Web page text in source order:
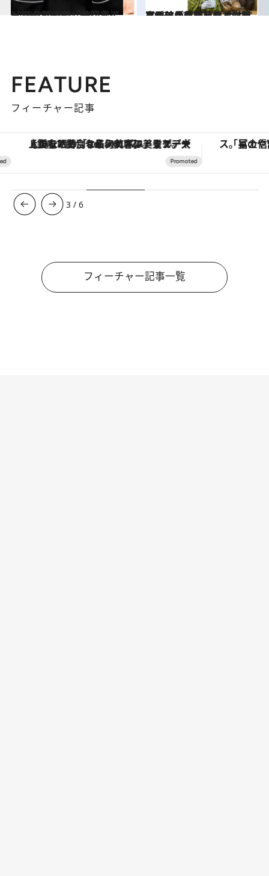
2021.2.27
withマスク時代の印象アップ術 話題の「美顔ボイトレ」とは？
ビューティ＆ヘルス 2023.10.22
寒暖差が肌に及ぼす影響とは!? 人気美容クリニックの院長に聞いた 今すべきケアは保湿とシミ対策
ビューティ＆ヘルス
FEATURE
フィーチャー記事
【銀座で出合う最旬美容】美髪ケアや上質な眠り…セルフケアのアップデートから、特別な名入れギフトまで。大人のための「ReFa GINZA」クルーズ
3 /6
フィーチャー記事一覧